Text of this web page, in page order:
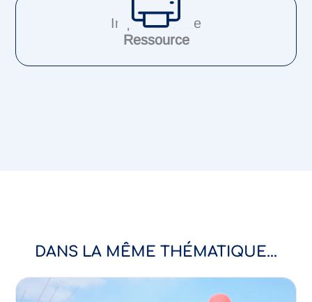
Imprimer cette
Ressource
DANS LA MÊME THÉMATIQUE...
Sentiments amoureux
Relations amoureuses